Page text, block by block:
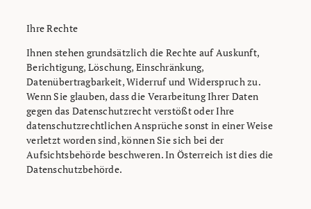
Ihre Rechte
Ihnen stehen grundsätzlich die Rechte auf Auskunft,
Berichtigung, Löschung, Einschränkung,
Datenübertragbarkeit, Widerruf und Widerspruch zu.
Wenn Sie glauben, dass die Verarbeitung Ihrer Daten
gegen das Datenschutzrecht verstößt oder Ihre
datenschutzrechtlichen Ansprüche sonst in einer Weise
verletzt worden sind, können Sie sich bei der
Aufsichtsbehörde beschweren. In Österreich ist dies die
Datenschutzbehörde.